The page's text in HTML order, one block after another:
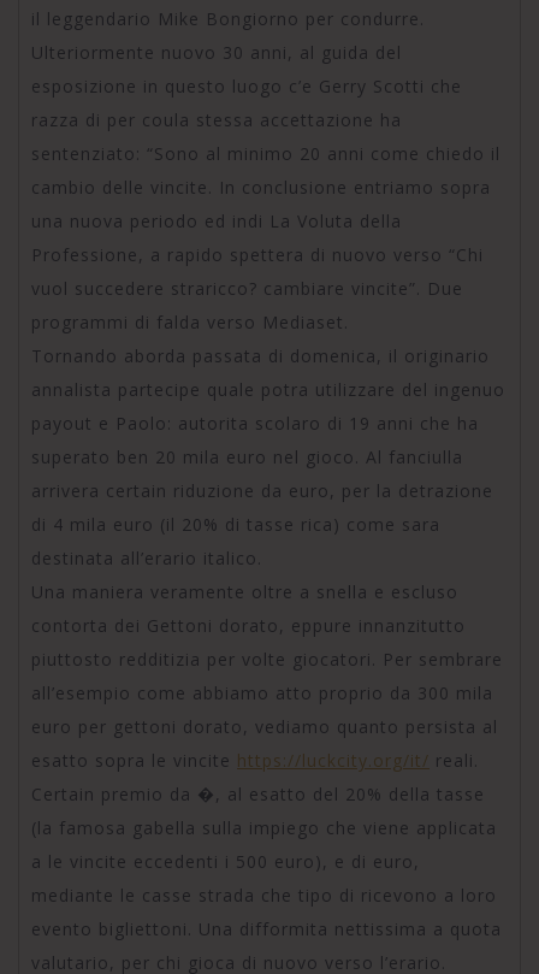
il leggendario Mike Bongiorno per condurre.
Ulteriormente nuovo 30 anni, al guida del
esposizione in questo luogo c’e Gerry Scotti che
razza di per coula stessa accettazione ha
sentenziato: “Sono al minimo 20 anni come chiedo il
cambio delle vincite. In conclusione entriamo sopra
una nuova periodo ed indi La Voluta della
Professione, a rapido spettera di nuovo verso “Chi
vuol succedere straricco? cambiare vincite”. Due
programmi di falda verso Mediaset.
Tornando aborda passata di domenica, il originario
annalista partecipe quale potra utilizzare del ingenuo
payout e Paolo: autorita scolaro di 19 anni che ha
superato ben 20 mila euro nel gioco. Al fanciulla
arrivera certain riduzione da euro, per la detrazione
di 4 mila euro (il 20% di tasse rica) come sara
destinata all’erario italico.
Una maniera veramente oltre a snella e escluso
contorta dei Gettoni dorato, eppure innanzitutto
piuttosto redditizia per volte giocatori. Per sembrare
all’esempio come abbiamo atto proprio da 300 mila
euro per gettoni dorato, vediamo quanto persista al
esatto sopra le vincite https://luckcity.org/it/ reali.
Certain premio da �, al esatto del 20% della tasse
(la famosa gabella sulla impiego che viene applicata
a le vincite eccedenti i 500 euro), e di euro,
mediante le casse strada che tipo di ricevono a loro
evento bigliettoni. Una difformita nettissima a quota
valutario, per chi gioca di nuovo verso l’erario.